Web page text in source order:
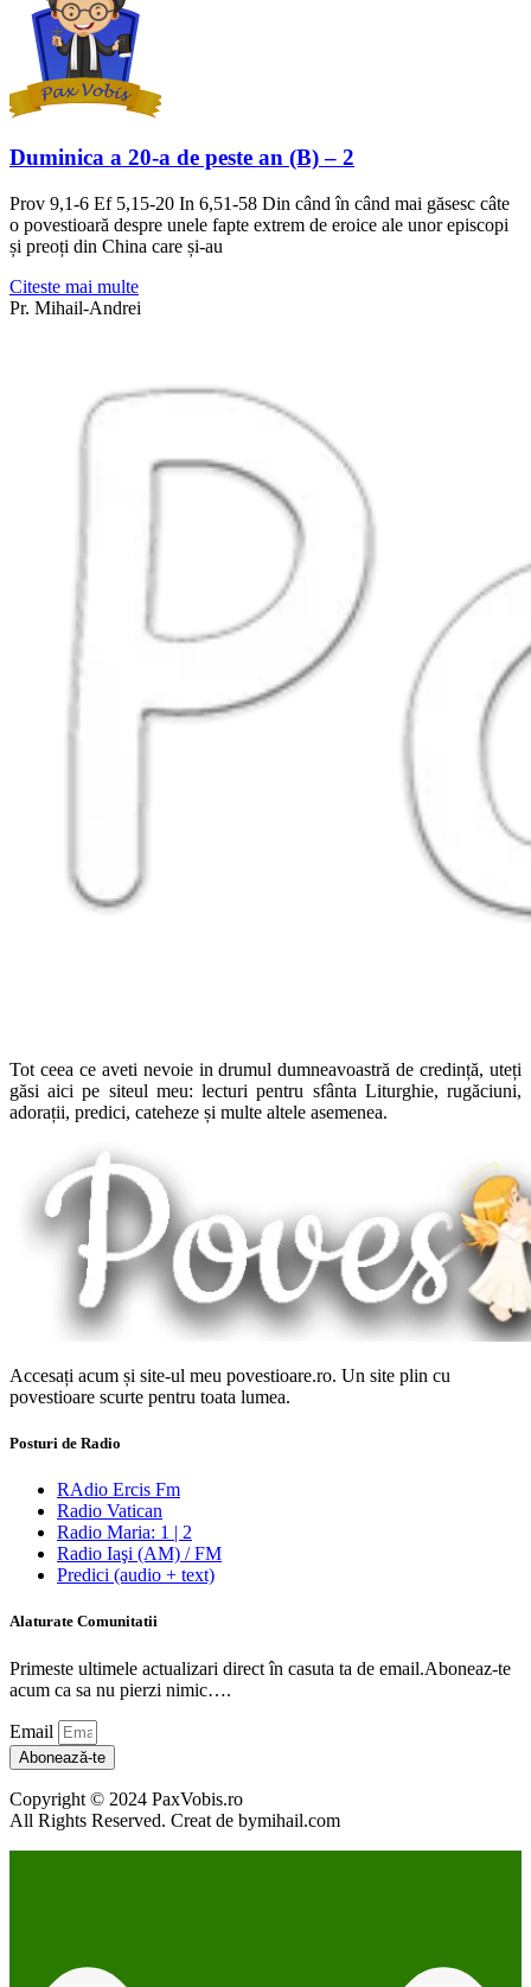
Duminica a 20-a de peste an (B) – 2
Prov 9,1-6 Ef 5,15-20 In 6,51-58 Din când în când mai găsesc câte
o povestioară despre unele fapte extrem de eroice ale unor episcopi
și preoți din China care și-au
Citeste mai multe
Pr. Mihail-Andrei
Tot ceea ce aveti nevoie in drumul dumneavoastră de credință, uteți
găsi aici pe siteul meu: lecturi pentru sfânta Liturghie, rugăciuni,
adorații, predici, cateheze și multe altele asemenea.
Accesați acum și site-ul meu povestioare.ro. Un site plin cu
povestioare scurte pentru toata lumea.
Posturi de Radio
RAdio Ercis Fm
Radio Vatican
Radio Maria: 1 | 2
Radio Iaşi (AM) / FM
Predici (audio + text)
Alaturate Comunitatii
Primeste ultimele actualizari direct în casuta ta de email.Aboneaz-te
acum ca sa nu pierzi nimic….
Email
Abonează-te
Copyright © 2024 PaxVobis.ro
All Rights Reserved. Creat de bymihail.com